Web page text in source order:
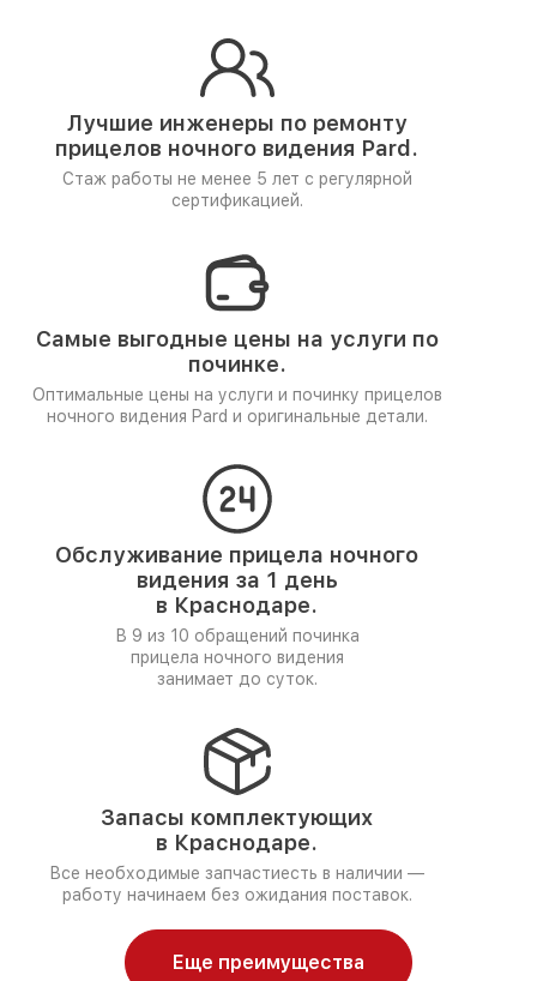
Лучшие инженеры по ремонту
прицелов ночного видения Pard.
Стаж работы не менее 5 лет с регулярной
сертификацией.
Самые выгодные цены на услуги по
починке.
Оптимальные цены на услуги и починку прицелов
ночного видения Pard и оригинальные детали.
Обслуживание прицела ночного
видения за 1 день
в Краснодаре.
В 9 из 10 обращений починка
прицела ночного видения
занимает до суток.
Запасы комплектующих
в Краснодаре.
Все необходимые запчастиесть в наличии —
работу начинаем без ожидания поставок.
Еще преимущества